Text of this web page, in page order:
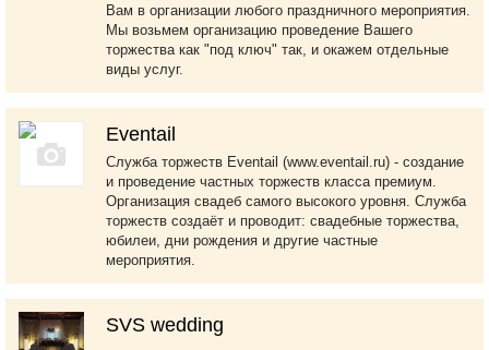
Вам в организации любого праздничного мероприятия.
Мы возьмем организацию проведение Вашего
торжества как "под ключ" так, и окажем отдельные
виды услуг.
Eventail
Служба торжеств Eventail (www.eventail.ru) - создание
и проведение частных торжеств класса премиум.
Организация свадеб самого высокого уровня. Служба
торжеств создаёт и проводит: свадебные торжества,
юбилеи, дни рождения и другие частные
мероприятия.
SVS wedding